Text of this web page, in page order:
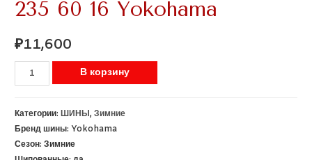
235 60 16 Yokohama
₽11,600
В корзину
Категории:ШИНЫ,Зимние
Бренд шины:Yokohama
Сезон:Зимние